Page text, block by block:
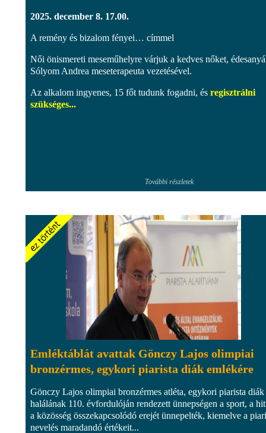
2025. december 8. 17.00.
A remény és bizalom fényei… címmel
Női önismereti meseműhelyre várjuk a kedves nőket,
Sólyom Andrea meseterapeuta vezetésével.
Az alkalom ingyenes, 15 főt tudunk fogadni, és regisztrálni
szükséges...
További részletek
Emléktáblát avattak Gönczy Lajos olimpiai
bronzérmes, egykori piarista diák emlékére
Gönczy Lajos olimpiai bronzérmes atléta, egykori piarista diák
halálának 110. évfordulóján rendezett ünnepségen a sport, a
a közösség összekapcsolódó erejét ünnepelték, kiemelve a
nevelés maradandó értékeit...